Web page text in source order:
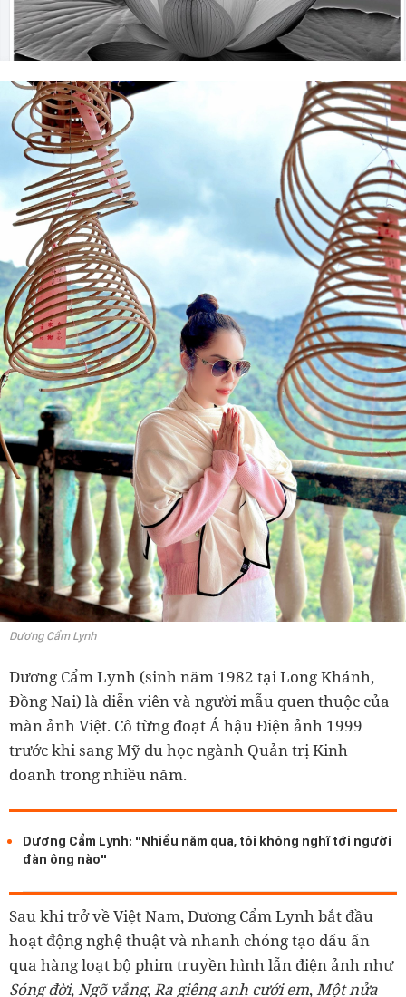
Dương Cẩm Lynh
Dương Cẩm Lynh (sinh năm 1982 tại Long Khánh,
Đồng Nai) là diễn viên và người mẫu quen thuộc của
màn ảnh Việt. Cô từng đoạt Á hậu Điện ảnh 1999
trước khi sang Mỹ du học ngành Quản trị Kinh
doanh trong nhiều năm.
Dương Cẩm Lynh: "Nhiều năm qua, tôi không nghĩ tới người
đàn ông nào"
Sau khi trở về Việt Nam, Dương Cẩm Lynh bắt đầu
hoạt động nghệ thuật và nhanh chóng tạo dấu ấn
qua hàng loạt bộ phim truyền hình lẫn điện ảnh như
Sóng đời,Ngõ vắng,Ra giêng anh cưới em,Một nửa